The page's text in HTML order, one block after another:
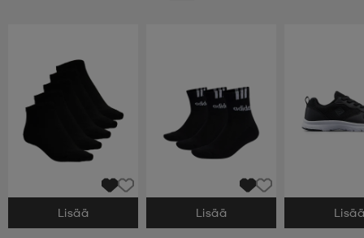
Valitse Koko
Lisää Valitse Koko
Lisää Valitse Koko